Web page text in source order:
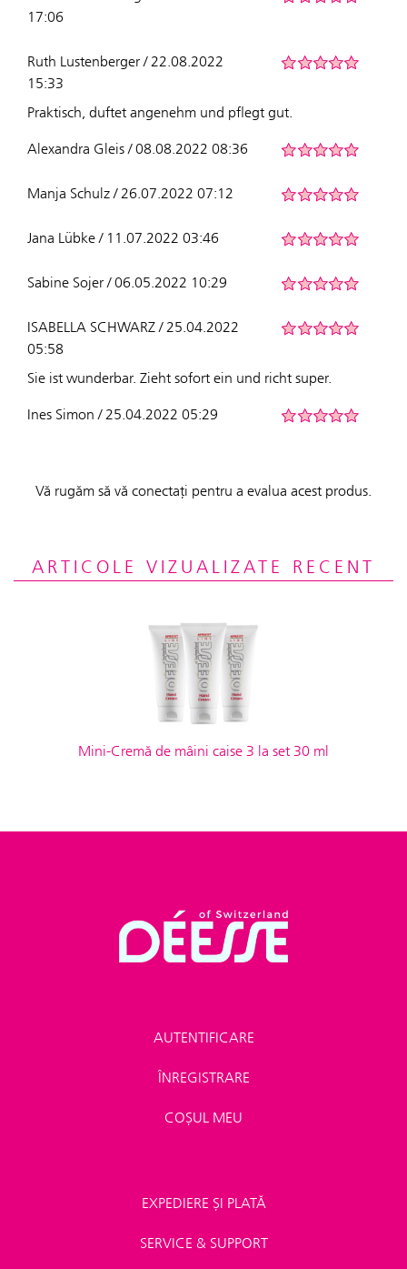
17:06
Ruth Lustenberger / 22.08.2022
15:33
Praktisch, duftet angenehm und pflegt gut.
Alexandra Gleis / 08.08.2022 08:36
Manja Schulz / 26.07.2022 07:12
Jana Lübke / 11.07.2022 03:46
Sabine Sojer / 06.05.2022 10:29
ISABELLA SCHWARZ / 25.04.2022
05:58
Sie ist wunderbar. Zieht sofort ein und richt super.
Ines Simon / 25.04.2022 05:29
Vă rugăm să vă conectați pentru a evalua acest produs.
ARTICOLE VIZUALIZATE RECENT
Mini-Cremă de mâini caise 3 la set 30 ml
AUTENTIFICARE
ÎNREGISTRARE
COȘUL MEU
EXPEDIERE ȘI PLATĂ
SERVICE & SUPPORT